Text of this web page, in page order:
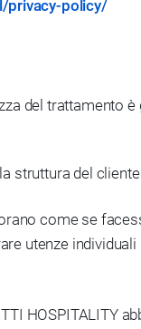
privacy-policy/
del trattamento
struttura del
come se
utenze